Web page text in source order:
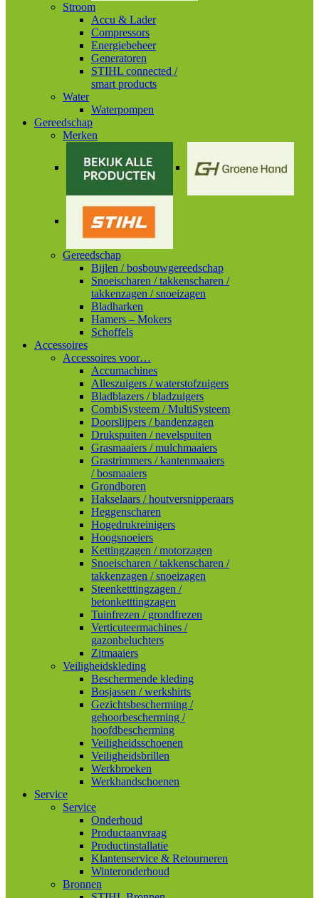
Stroom
Accu & Lader
Compressors
Energiebeheer
Generatoren
STIHL connected /
smart products
Water
Waterpompen
Gereedschap
Merken
Gereedschap
Bijlen / bosbouwgereedschap
Snoeischaren / takkenscharen /
takkenzagen / snoeizagen
Bladharken
Hamers – Mokers
Schoffels
Accessoires
Accessoires voor…
Accumachines
Alleszuigers / waterstofzuigers
Bladblazers / bladzuigers
CombiSysteem / MultiSysteem
Doorslijpers / bandenzagen
Drukspuiten / nevelspuiten
Grasmaaiers / mulchmaaiers
Grastrimmers / kantenmaaiers
/ bosmaaiers
Grondboren
Hakselaars / houtversnipperaars
Heggenscharen
Hogedrukreinigers
Hoogsnoeiers
Kettingzagen / motorzagen
Snoeischaren / takkenscharen /
takkenzagen / snoeizagen
Steenketttingzagen /
betonketttingzagen
Tuinfrezen / grondfrezen
Verticuteermachines /
gazonbeluchters
Zitmaaiers
Veiligheidskleding
Beschermende kleding
Bosjassen / werkshirts
Gezichtsbescherming /
gehoorbescherming /
hoofdbescherming
Veiligheidsschoenen
Veiligheidsbrillen
Werkbroeken
Werkhandschoenen
Service
Service
Onderhoud
Productaanvraag
Productinstallatie
Klantenservice & Retourneren
Winteronderhoud
Bronnen